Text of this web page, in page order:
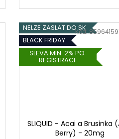
NELZE ZASLAT DO SK
BLACK FRIDAY
SLEVA MIN. 2% PO
REGISTRACI
SLIQUID - Acai a Brusinka
Berry) - 20mg
Kód: